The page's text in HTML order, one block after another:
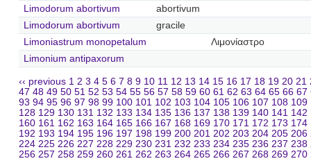
Limodorum abortivum
abortivum
Limodorum abortivum
gracile
Limoniastrum monopetalum
Λιμονίαστρο
Limonium antipaxorum
‹‹ previous 1 2 3 4 5 6 7 8 9 10 11 12 13 14 15 16 17 18 19 20 21
47 48 49 50 51 52 53 54 55 56 57 58 59 60 61 62 63 64 65 66 67
93 94 95 96 97 98 99 100 101 102 103 104 105 106 107 108 109
128 129 130 131 132 133 134 135 136 137 138 139 140 141 142
160 161 162 163 164 165 166 167 168 169 170 171 172 173 174
192 193 194 195 196 197 198 199 200 201 202 203 204 205 206
224 225 226 227 228 229 230 231 232 233 234 235 236 237 238
256 257 258 259 260 261 262 263 264 265 266 267 268 269 270